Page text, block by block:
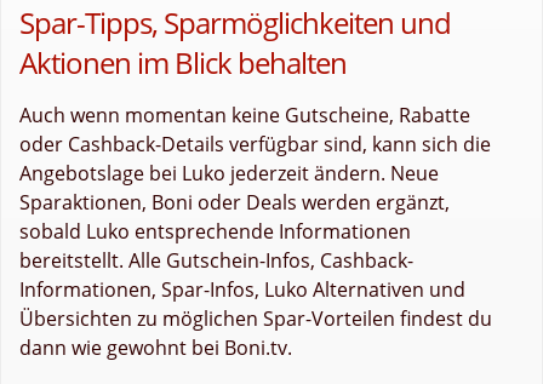
Spar-Tipps, Sparmöglichkeiten und
Aktionen im Blick behalten
Auch wenn momentan keine Gutscheine, Rabatte
oder Cashback-Details verfügbar sind, kann sich die
Angebotslage bei Luko jederzeit ändern. Neue
Sparaktionen, Boni oder Deals werden ergänzt,
sobald Luko entsprechende Informationen
bereitstellt. Alle Gutschein-Infos, Cashback-
Informationen, Spar-Infos, Luko Alternativen und
Übersichten zu möglichen Spar-Vorteilen findest du
dann wie gewohnt bei Boni.tv.